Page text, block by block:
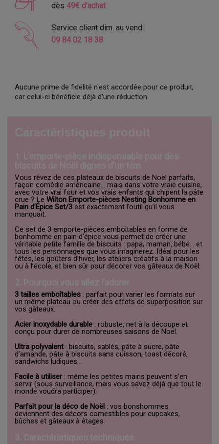
dès 49€ d'achat
Service client dim. au vend.
09 84 02 18 38
Aucune prime de fidélité n'est accordée pour ce produit,
car celui-ci bénéficie déjà d'une réduction
Vous rêvez de ces plateaux de biscuits de Noël parfaits,
façon comédie américaine… mais dans votre vraie cuisine,
avec votre vrai four et vos vrais enfants qui chipent la pâte
crue ? Le Wilton Emporte-pièces Nesting Bonhomme en
Pain d’Épice Set/3 est exactement l’outil qu’il vous
manquait.
Ce set de 3 emporte-pièces emboîtables en forme de
bonhomme en pain d’épice vous permet de créer une
véritable petite famille de biscuits : papa, maman, bébé… et
tous les personnages que vous imaginerez. Idéal pour les
fêtes, les goûters d’hiver, les ateliers créatifs à la maison
ou à l’école, et bien sûr pour décorer vos gâteaux de Noël.
3 tailles emboîtables : parfait pour varier les formats sur
un même plateau ou créer des effets de superposition sur
vos gâteaux.
Acier inoxydable durable : robuste, net à la découpe et
conçu pour durer de nombreuses saisons de Noël.
Ultra polyvalent: biscuits, sablés, pâte à sucre, pâte
d’amande, pâte à biscuits sans cuisson, toast décoré,
sandwichs ludiques…
Facile à utiliser: même les petites mains peuvent s’en
servir (sous surveillance, mais vous savez déjà que tout le
monde voudra participer).
Parfait pour la déco de Noël : vos bonshommes
deviennent des décors comestibles pour cupcakes,
bûches et gâteaux à étages.